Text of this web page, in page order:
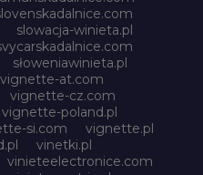
slowacja-winieta.pl
słoweniawinieta.pl
vignette-at.com
vignette-cz.com
vignette-poland.pl
si.com
vignette.pl
vinetki.pl
vinieteelectronice.com